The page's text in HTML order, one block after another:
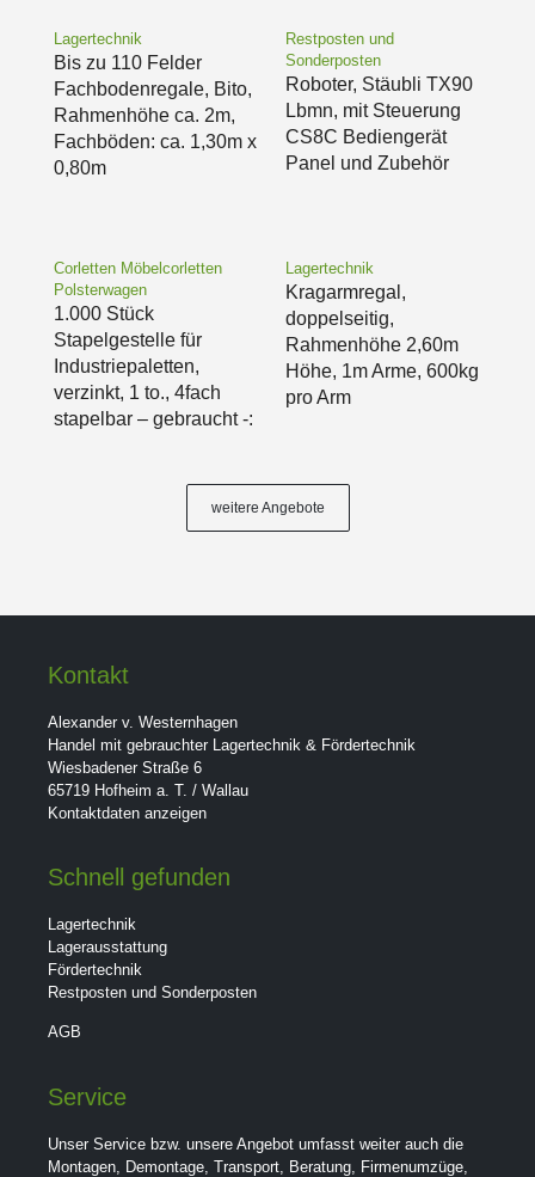
Lagertechnik
Bis zu 110 Felder
Fachbodenregale, Bito,
Rahmenhöhe ca. 2m,
Fachböden: ca. 1,30m x
0,80m
Restposten und
Sonderposten
Roboter, Stäubli TX90
Lbmn, mit Steuerung
CS8C Bediengerät
Panel und Zubehör
Corletten Möbelcorletten
Polsterwagen
1.000 Stück
Stapelgestelle für
Industriepaletten,
verzinkt, 1 to., 4fach
stapelbar – gebraucht -:
Lagertechnik
Kragarmregal,
doppelseitig,
Rahmenhöhe 2,60m
Höhe, 1m Arme, 600kg
pro Arm
weitere Angebote
Kontakt
Alexander v. Westernhagen
Handel mit gebrauchter Lagertechnik & Fördertechnik
Wiesbadener Straße 6
65719 Hofheim a. T. / Wallau
Kontaktdaten anzeigen
Schnell gefunden
Lagertechnik
Lagerausstattung
Fördertechnik
Restposten und Sonderposten
AGB
Service
Unser Service bzw. unsere Angebot umfasst weiter auch die
Montagen, Demontage, Transport, Beratung, Firmenumzüge,